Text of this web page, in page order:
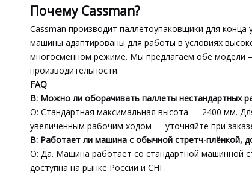
Почему Cassman?
Cassman производит паллетоупаковщики для
машины адаптированы для работы в условиях
многосменном режиме. Мы предлагаем обе модели
производительности.
FAQ
В: Можно ли оборачивать паллеты нестандартных
О: Стандартная максимальная высота — 2400 мм.
увеличенным рабочим ходом — уточняйте при
В: Работает ли машина с обычной стретч-плёнкой,
О: Да. Машина работает со стандартной машинной
доступна на рынке России и СНГ.